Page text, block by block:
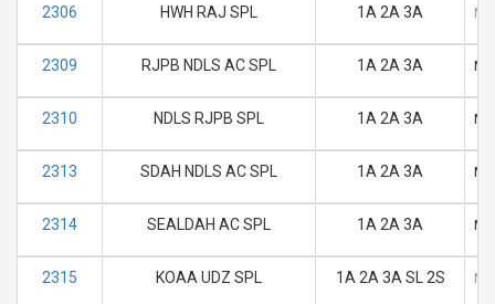
2306 HWH RAJ SPL 1A 2A 3A M
2309 RJPB NDLS AC SPL 1A 2A 3A M
2310 NDLS RJPB SPL 1A 2A 3A M
2313 SDAH NDLS AC SPL 1A 2A 3A M
2314 SEALDAH AC SPL 1A 2A 3A M
2315 KOAA UDZ SPL 1A 2A 3A SL 2S M